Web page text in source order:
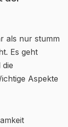
als nur stumm
Es geht
Aspekte